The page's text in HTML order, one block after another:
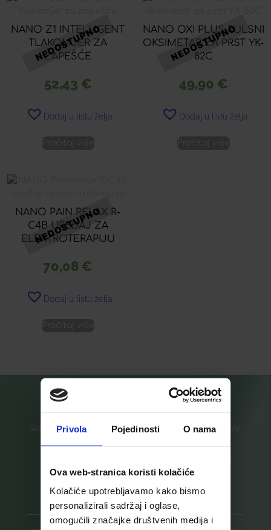
Privola Pojedinosti O nama
Ova web-stranica koristi kolačiće
Kolačiće upotrebljavamo kako bismo
personalizirali sadržaj i oglase,
omogućili značajke društvenih medija i
NANO Z1 INTELLIGENT
TLAKOMJER ZA
ZAPEŠĆE
52,43 €
Dodaj u listu želja
NANO OXI PLUS PULSNI
OKSIMETAR ZA PRST YK-
82C
49,90 €
Dodaj u listu želja
NANO PAIN RELAX R-
C4B UREĐAJ ZA
ELEKTROTERAPIJU
70,08 €
Dodaj u listu želja
Saznajte prvi za nove proizvode i ekskluzivne promocije
Prijavite se na listu za novosti